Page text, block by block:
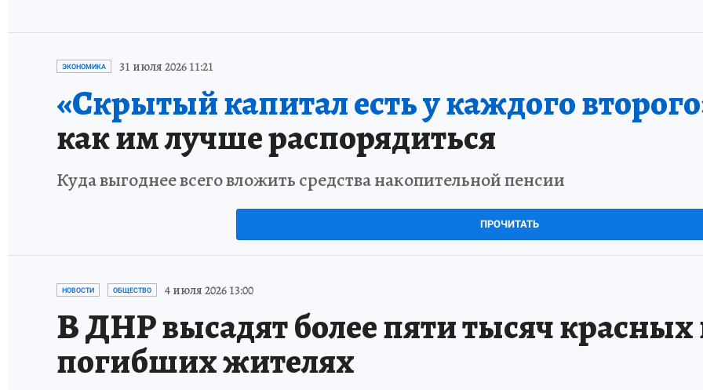
ЭКОНОМИКА 31 июля 2026 11:21
«Скрытый капитал есть у каждого
как им лучше распорядиться
Куда выгоднее всего вложить средства накопительной пенсии
ПРОЧИТАТЬ
НОВОСТИ ОБЩЕСТВО 4 июля 2026 13:00
В ДНР высадят более пяти тысяч красных
погибших жителях